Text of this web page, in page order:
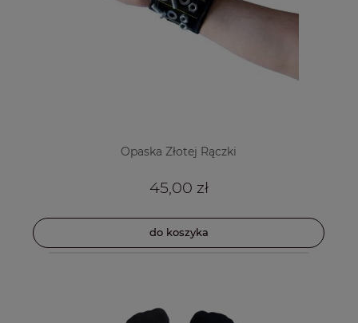
Opaska Złotej Rączki
45,00 zł
do koszyka